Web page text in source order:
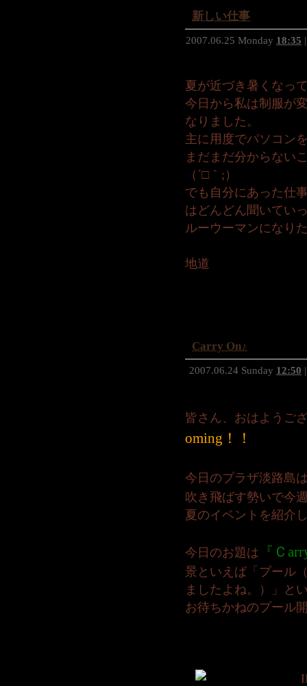
新しい仕事
2007.06.25 Monday 18:35
夏が近づき暑くなっ
今日から私は制服が
なりました。
主に用度でパソコン
まだまだ分からない
（´□｀;）
でも自分にあった仕
はどんどん聞いてい
ルーウーマンになり
地道
Carry On♪
2007.06.24 Sunday 12:50
皆さん、おはようご
oming！！
今日のプラザ淡路島
吹き飛ばす勢いで今
夏のイベントを紹介
今日のお題は 『Ｃ
景といえば「プール
ましたよね。）」と
お待ちかねのプール